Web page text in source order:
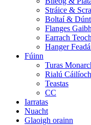
Stráice &
Boltaí &
Flanges
Earrach
Hanger
Fúinn
Turas
Rialú
Teastas
CC
Iarratas
Nuacht
Glaoigh orainn